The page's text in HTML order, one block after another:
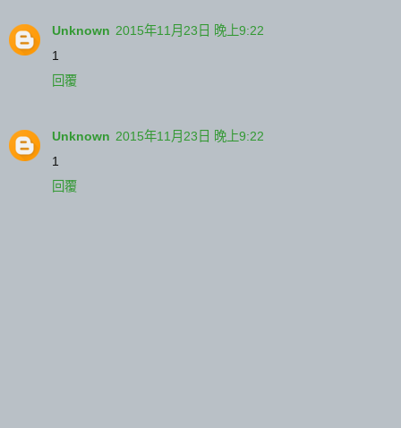
Unknown 2015年11月23日 晚上9:22
1
回覆
Unknown 2015年11月23日 晚上9:22
1
回覆